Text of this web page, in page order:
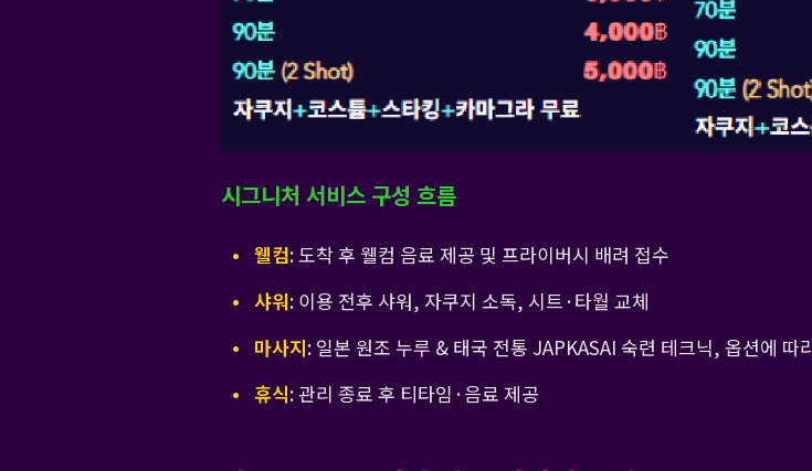
시그니처 서비스 구성 흐름
웰컴: 도착 후 웰컴 음료 제공 및 프라이버시 배려 접수
샤워: 이용 전후 샤워, 자쿠지 소독, 시트·타월 교체
마사지: 일본 원조 누루 & 태국 전통 JAPKASAI 숙련 테크닉, 옵션에 따
휴식: 관리 종료 후 티타임·음료 제공